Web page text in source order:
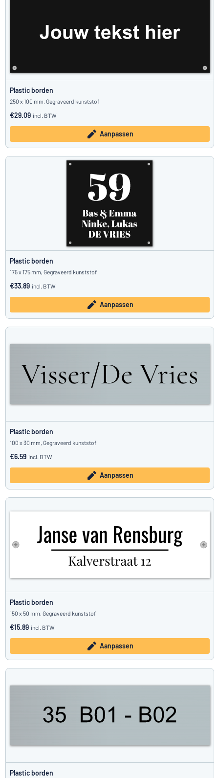
Plastic borden
250 x 100 mm, Gegraveerd kunststof
€29.09 incl. BTW
Aanpassen
Plastic borden
175 x 175 mm, Gegraveerd kunststof
€33.89 incl. BTW
Aanpassen
Plastic borden
100 x 30 mm, Gegraveerd kunststof
€6.59 incl. BTW
Aanpassen
Plastic borden
150 x 50 mm, Gegraveerd kunststof
€15.89 incl. BTW
Aanpassen
Plastic borden